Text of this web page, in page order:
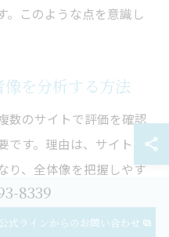
。このような点を意識し
を分析する方法
数のサイトで評価を確認
す。理由は、サイトご
り、全体像を把握しやす
内容や対応エリア、口コ
用者の声を重視しましょ
8339
公式ラインからのお問い合わせ